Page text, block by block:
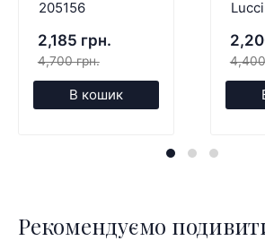
205156
2,185 грн.
4,700 грн.
В кошик
Рекомендуємо